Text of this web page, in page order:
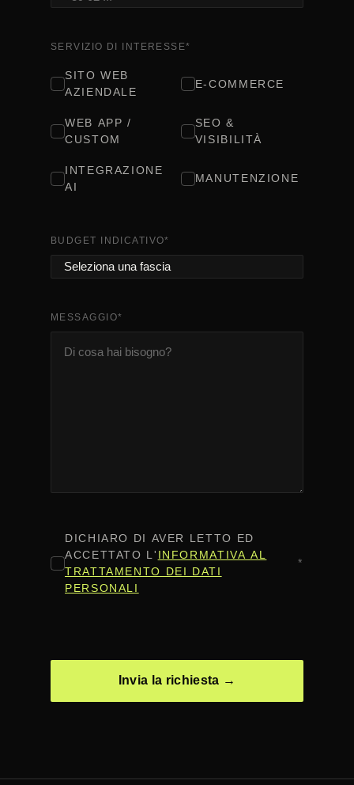
SERVIZIO DI INTERESSE*
SITO WEB
AZIENDALE
E-COMMERCE
WEB APP /
CUSTOM
SEO &
VISIBILITÀ
INTEGRAZIONE
AI
MANUTENZIONE
BUDGET INDICATIVO*
MESSAGGIO*
CONSENSO*
DICHIARO DI AVER LETTO ED
ACCETTATO L' INFORMATIVA AL
TRATTAMENTO DEI DATI
PERSONALI
*